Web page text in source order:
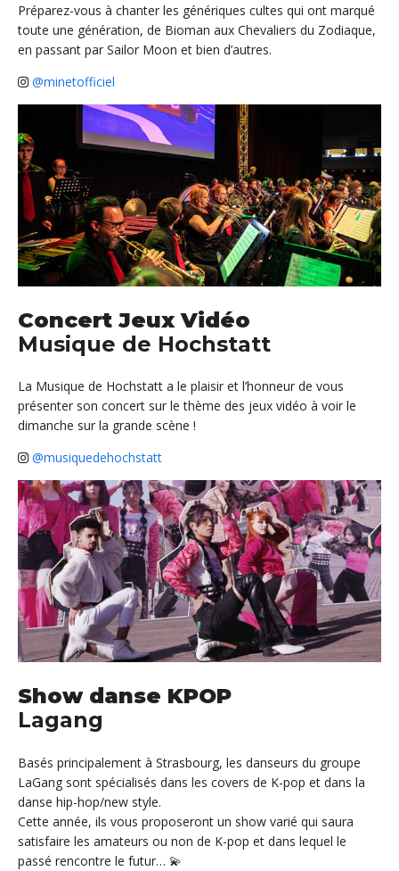
Préparez-vous à chanter les génériques cultes qui ont marqué
toute une génération, de Bioman aux Chevaliers du Zodiaque,
en passant par Sailor Moon et bien d’autres.
@minetofficiel
Concert Jeux Vidéo
Musique de Hochstatt
La Musique de Hochstatt a le plaisir et l’honneur de vous
présenter son concert sur le thème des jeux vidéo à voir le
dimanche sur la grande scène !
@musiquedehochstatt
Show danse KPOP
Lagang
Basés principalement à Strasbourg, les danseurs du groupe
LaGang sont spécialisés dans les covers de K-pop et dans la
danse hip-hop/new style.
Cette année, ils vous proposeront un show varié qui saura
satisfaire les amateurs ou non de K-pop et dans lequel le
passé rencontre le futur… 💫